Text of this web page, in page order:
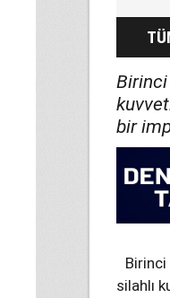
Birinci
bir
Birinci
silahlı